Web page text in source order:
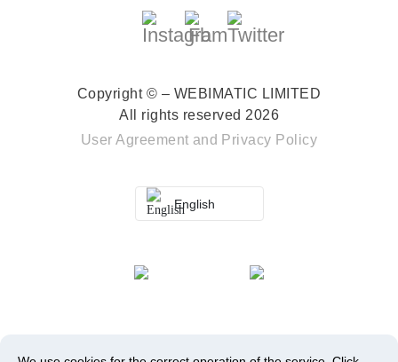
Copyright © – WEBIMATIC LIMITED
All rights reserved 2026
User Agreement and Privacy Policy
English